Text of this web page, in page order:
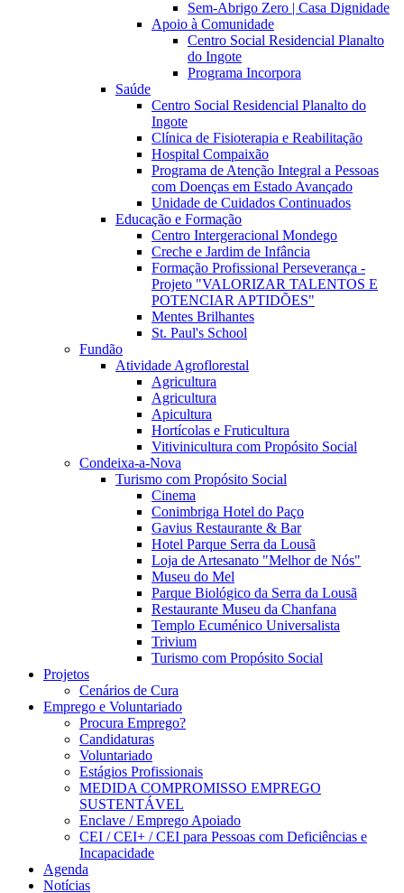
Sem-Abrigo Zero | Casa Dignidade
Apoio à Comunidade
Centro Social Residencial Planalto
do Ingote
Programa Incorpora
Saúde
Centro Social Residencial Planalto do
Ingote
Clínica de Fisioterapia e Reabilitação
Hospital Compaixão
Programa de Atenção Integral a Pessoas
com Doenças em Estado Avançado
Unidade de Cuidados Continuados
Educação e Formação
Centro Intergeracional Mondego
Creche e Jardim de Infância
Formação Profissional Perseverança -
Projeto "VALORIZAR TALENTOS E
POTENCIAR APTIDÕES"
Mentes Brilhantes
St. Paul's School
Fundão
Atividade Agroflorestal
Agricultura
Agricultura
Apicultura
Hortícolas e Fruticultura
Vitivinicultura com Propósito Social
Condeixa-a-Nova
Turismo com Propósito Social
Cinema
Conimbriga Hotel do Paço
Gavius Restaurante & Bar
Hotel Parque Serra da Lousã
Loja de Artesanato "Melhor de Nós"
Museu do Mel
Parque Biológico da Serra da Lousã
Restaurante Museu da Chanfana
Templo Ecuménico Universalista
Trivium
Turismo com Propósito Social
Projetos
Cenários de Cura
Emprego e Voluntariado
Procura Emprego?
Candidaturas
Voluntariado
Estágios Profissionais
MEDIDA COMPROMISSO EMPREGO
SUSTENTÁVEL
Enclave / Emprego Apoiado
CEI / CEI+ / CEI para Pessoas com Deficiências e
Incapacidade
Agenda
Notícias